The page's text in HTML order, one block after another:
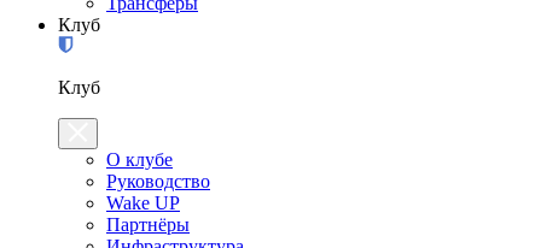
Клуб
Клуб
О клубе
Руководство
Wake UP
Партнёры